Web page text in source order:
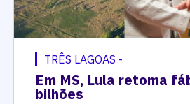
TRÊS LAGOAS -
Em MS, Lula retoma
bilhões